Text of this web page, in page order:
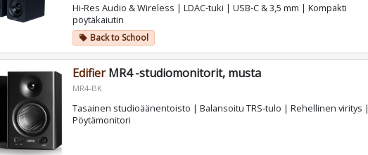
Hi‑Res Audio & Wireless | LDAC‑tuki | USB‑C & 3,5 mm | Kompakti
pöytäkaiutin
local_offer Back to School
EdifierMR4 -studiomonitorit, musta
MR4-BK
Tasainen studioäänentoisto | Balansoitu TRS‑tulo | Rehellinen viritys |
Pöytämonitori